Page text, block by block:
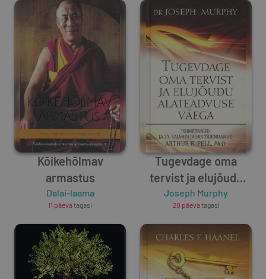
Kõikehõlmav
armastus
Dalai-laama
11 päevatagasi
Tugevdage oma
tervist ja elujõudu
alateadvuse väega
Joseph Murphy
20 päevatagasi